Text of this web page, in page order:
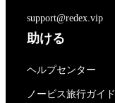
support@redex.vip
助ける
ヘルプセンター
ノービス旅行ガイド